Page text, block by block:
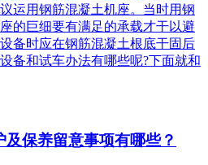
运用钢筋混凝土机座。当时用钢
的巨细要有满足的承载才干以避
备时应在钢筋混凝土根底干固后
备和试车办法有哪些呢?下面就和
保养留意事项有哪些？